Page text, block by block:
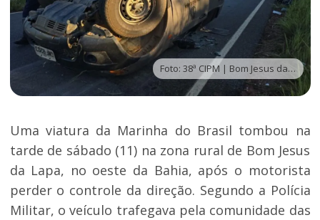
Foto: 38ª CIPM | Bom Jesus da Lapa
Uma viatura da Marinha do Brasil tombou na
tarde de sábado (11) na zona rural de Bom Jesus
da Lapa, no oeste da Bahia, após o motorista
perder o controle da direção. Segundo a Polícia
Militar, o veículo trafegava pela comunidade das